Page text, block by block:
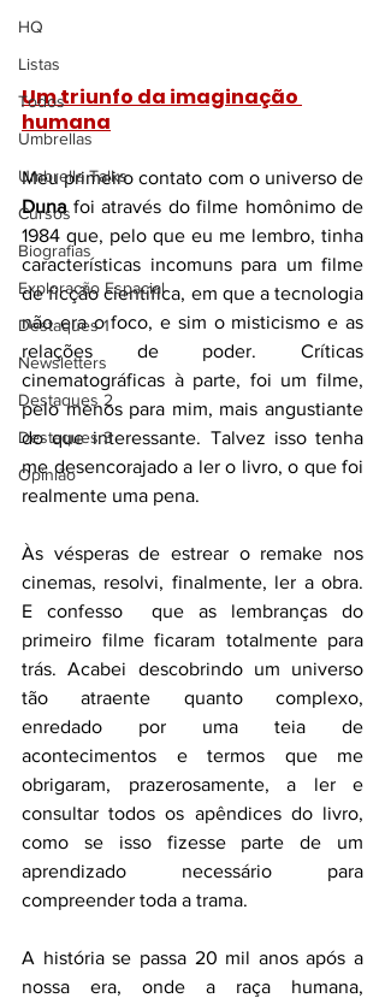
HQ
Listas
Todos
Umbrellas
Umbrella Talks
Cursos
Biografias
Exploração Espacial
Destaques 1
Newsletters
Destaques 2
Destaques 3
Opinião
Um triunfo da imaginação
humana
Duna foi através do filme homônimo de
1984 que, pelo que eu me lembro, tinha
características incomuns para um filme
de ficção científica, em que a tecnologia
não era o foco, e sim o misticismo e as
relações de poder. Críticas
cinematográficas à parte, foi um filme,
pelo menos para mim, mais angustiante
do que interessante. Talvez isso tenha
me desencorajado a ler o livro, o que foi
realmente uma pena.
Às vésperas de estrear o remake nos
cinemas, resolvi, finalmente, ler a obra.
E confesso  que as lembranças do
primeiro filme ficaram totalmente para
trás. Acabei descobrindo um universo
tão atraente quanto complexo,
enredado por uma teia de
acontecimentos e termos que me
obrigaram, prazerosamente, a ler e
consultar todos os apêndices do livro,
como se isso fizesse parte de um
aprendizado necessário para
compreender toda a trama.
A história se passa 20 mil anos após a
nossa era, onde a raça humana,